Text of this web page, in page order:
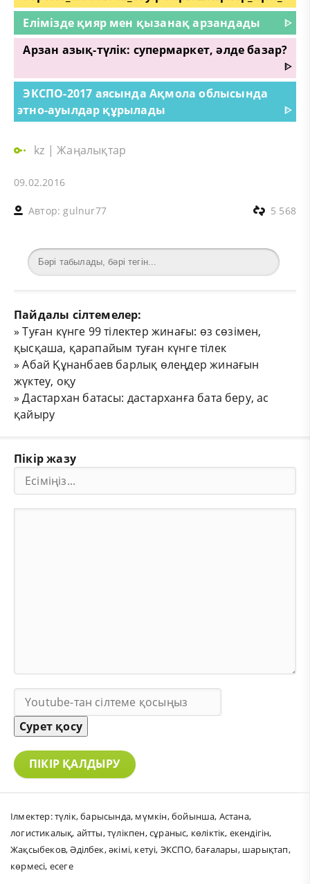
Елімізде қияр мен қызанақ арзандады
ᐈ
Арзан азық-түлік: супермаркет, әлде базар?
ᐈ
ЭКСПО-2017 аясында Ақмола облысында
этно-ауылдар құрылады
ᐈ
kz |Жаңалықтар
09.02.2016
Автор: gulnur77 5 568
Пайдалы сілтемелер:
»Туған күнге 99 тілектер жинағы: өз сөзімен,
қысқаша, қарапайым туған күнге тілек
»Абай Құнанбаев барлық өлеңдер жинағын
жүктеу, оқу
»Дастархан батасы: дастарханға бата беру, ас
қайыру
Пікір жазу
Сурет қосу
ПІКІР ҚАЛДЫРУ
Ілмектер:түлік,барысында, мүмкін,бойынша, Астана,
логистикалық, айтты,түлікпен,сұраныс, көліктік, екендігін,
Жақсыбеков,Әділбек,әкімі, кетуі, ЭКСПО,бағалары, шарықтап,
көрмесі, есеге